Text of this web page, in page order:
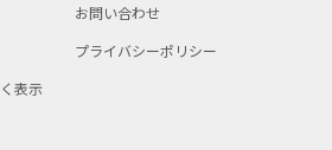
お問い合わせ
プライバシーポリシー
表示